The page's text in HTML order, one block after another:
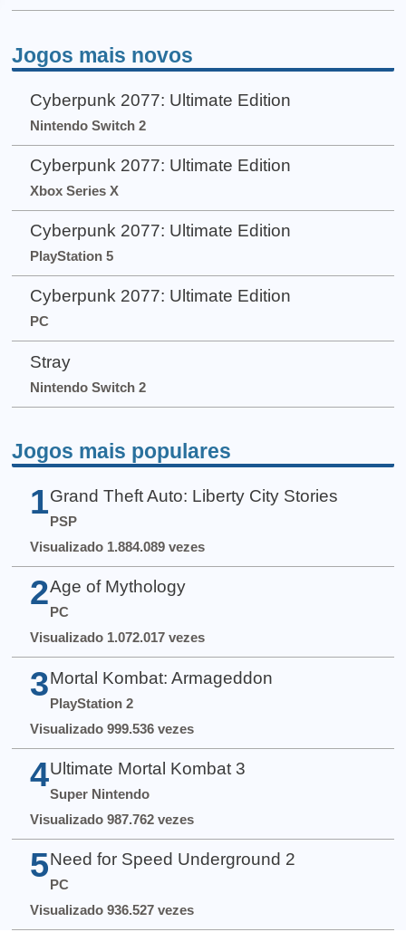
Jogos mais novos
Cyberpunk 2077: Ultimate Edition
Nintendo Switch 2
Cyberpunk 2077: Ultimate Edition
Xbox Series X
Cyberpunk 2077: Ultimate Edition
PlayStation 5
Cyberpunk 2077: Ultimate Edition
PC
Stray
Nintendo Switch 2
Jogos mais populares
1 Grand Theft Auto: Liberty City Stories
PSP
Visualizado 1.884.089 vezes
2 Age of Mythology
PC
Visualizado 1.072.017 vezes
3 Mortal Kombat: Armageddon
PlayStation 2
Visualizado 999.536 vezes
4 Ultimate Mortal Kombat 3
Super Nintendo
Visualizado 987.762 vezes
5 Need for Speed Underground 2
PC
Visualizado 936.527 vezes